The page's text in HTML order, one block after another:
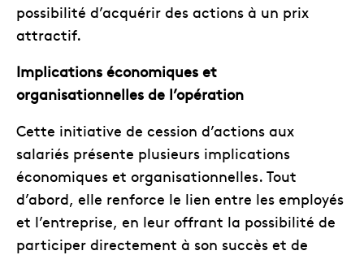
possibilité d’acquérir des actions à un prix
attractif.
Implications économiques et
organisationnelles de l’opération
Cette initiative de cession d’actions aux
salariés présente plusieurs implications
économiques et organisationnelles. Tout
d’abord, elle renforce le lien entre les employés
et l’entreprise, en leur offrant la possibilité de
participer directement à son succès et de